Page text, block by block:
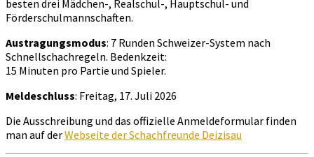
besten drei Mädchen-, Realschul-, Hauptschul- und
Förderschulmannschaften.
Austragungsmodus: 7 Runden Schweizer-System nach
Schnellschachregeln. Bedenkzeit:
15 Minuten pro Partie und Spieler.
Meldeschluss: Freitag, 17. Juli 2026
Die Ausschreibung und das offizielle Anmeldeformular finden
man auf derWebseite der Schachfreunde Deizisau